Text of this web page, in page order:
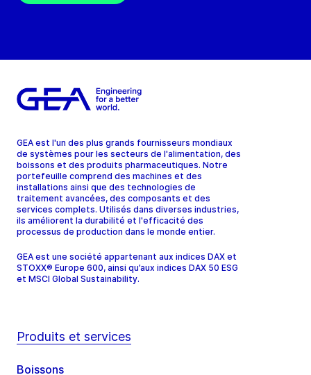
GEA est l'un des plus grands fournisseurs mondiaux
de systèmes pour les secteurs de l'alimentation, des
boissons et des produits pharmaceutiques. Notre
portefeuille comprend des machines et des
installations ainsi que des technologies de
traitement avancées, des composants et des
services complets. Utilisés dans diverses industries,
ils améliorent la durabilité et l'efficacité des
processus de production dans le monde entier.
GEA est une société appartenant aux indices DAX et
STOXX® Europe 600, ainsi qu’aux indices DAX 50 ESG
et MSCI Global Sustainability.
Produits et services
Boissons